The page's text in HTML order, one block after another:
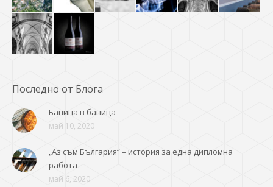
Последно от Блога
Баница в баница
май 10, 2020
„Аз съм България“ – история за една дипломна
работа
май 6, 2020